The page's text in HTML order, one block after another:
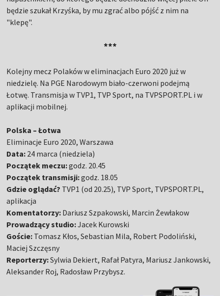
będzie szukał Krzyśka, by mu zgrać albo pójść z nim na
"klepę".
***
Kolejny mecz Polaków w eliminacjach Euro 2020 już w
niedzielę. Na PGE Narodowym biało-czerwoni podejmą
Łotwę. Transmisja w TVP1, TVP Sport, na TVPSPORT.PL i w
aplikacji mobilnej.
Polska – Łotwa
Eliminacje Euro 2020, Warszawa
Data: 24 marca (niedziela)
Początek meczu:godz. 20.45
Początek transmisji:godz. 18.05
Gdzie oglądać? TVP1 (od 20.25), TVP Sport, TVPSPORT.PL,
aplikacja
Komentatorzy: Dariusz Szpakowski, Marcin Żewłakow
Prowadzący studio:Jacek Kurowski
Goście: Tomasz Kłos, Sebastian Mila, Robert Podoliński,
Maciej Szczęsny
Reporterzy:Sylwia Dekiert, Rafał Patyra, Mariusz Jankowski,
Aleksander Roj, Radosław Przybysz.